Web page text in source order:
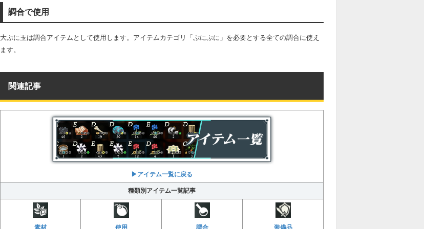
調合で使用
大ぷに玉は調合アイテムとして使用します。アイテムカテゴリ「ぷにぷに」を必要とする全ての調合に使え
ます。
関連記事
▶︎アイテム一覧に戻る
種類別アイテム一覧記事
素材 使用 調合 装備品